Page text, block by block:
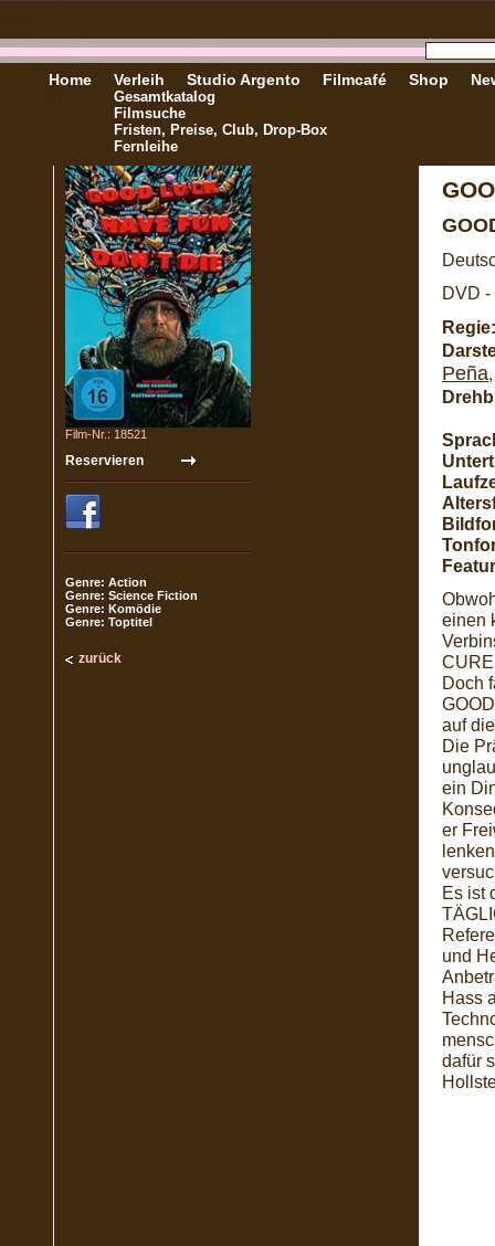
Home Verleih
Gesamtkatalog
Filmsuche
Fristen, Preise, Club, Drop-Box
Fernleihe
Studio Argento Filmcafé Shop
Film-Nr.: 18521
Genre: Action
Genre: Science Fiction
Genre: Komödie
Genre: Toptitel
zurück
DVD -
Regie:
Peña
einen
Doch
auf
Die
ein
er
Es ist
und
Hass
dafür